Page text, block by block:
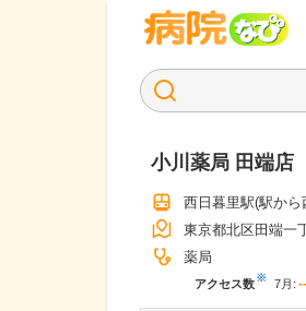
小川薬局 田端店
西日暮里駅(駅から
東京都北区田端一
薬局
アクセス数※ 7月 : --